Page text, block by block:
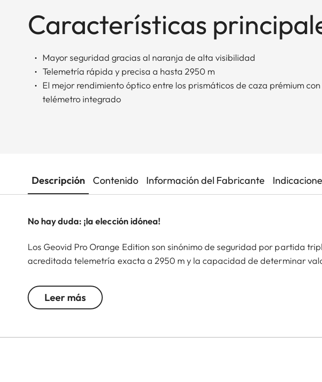
Características
Mayor seguridad gracias al naranja de alta visibilidad
Telemetría rápida y precisa a hasta 2950 m
El mejor rendimiento óptico entre los prismáticos de caza prémium con
telémetro integrado
Descripción Contenido Información del Fabricante
No hay duda: ¡la elección idónea!
Los Geovid Pro Orange Edition son sinónimo de seguridad por partida
acreditada telemetría exacta a 2950 m y la capacidad de determinar
que buscar los prismáticos entre la maleza o la hierba alta, con su color
encontrar.
Leer más